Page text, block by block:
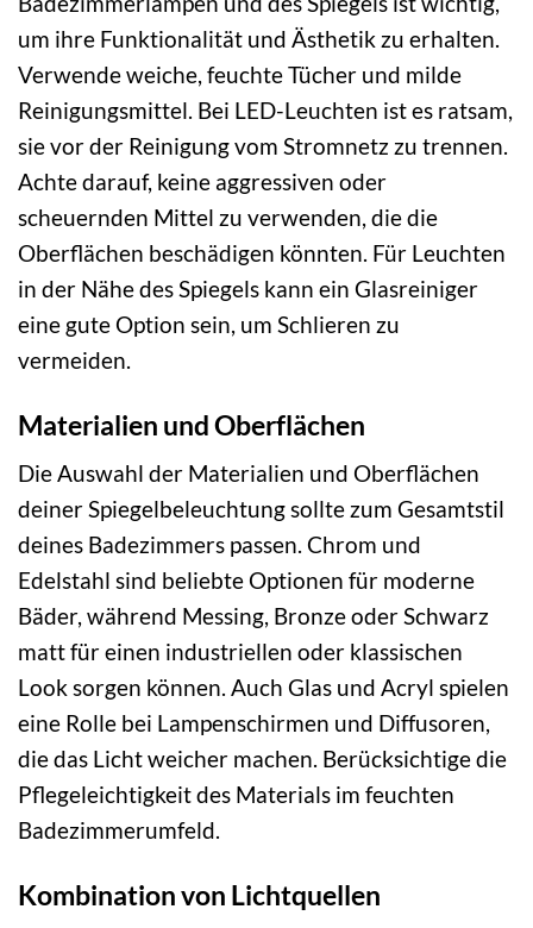
um ihre Funktionalität und Ästhetik zu erhalten.
Verwende weiche, feuchte Tücher und milde
Reinigungsmittel. Bei LED-Leuchten ist es ratsam,
sie vor der Reinigung vom Stromnetz zu trennen.
Achte darauf, keine aggressiven oder
scheuernden Mittel zu verwenden, die die
Oberflächen beschädigen könnten. Für Leuchten
in der Nähe des Spiegels kann ein Glasreiniger
eine gute Option sein, um Schlieren zu
vermeiden.
Materialien und Oberflächen
Die Auswahl der Materialien und Oberflächen
deiner Spiegelbeleuchtung sollte zum Gesamtstil
deines Badezimmers passen. Chrom und
Edelstahl sind beliebte Optionen für moderne
Bäder, während Messing, Bronze oder Schwarz
matt für einen industriellen oder klassischen
Look sorgen können. Auch Glas und Acryl spielen
eine Rolle bei Lampenschirmen und Diffusoren,
die das Licht weicher machen. Berücksichtige die
Pflegeleichtigkeit des Materials im feuchten
Badezimmerumfeld.
Kombination von Lichtquellen